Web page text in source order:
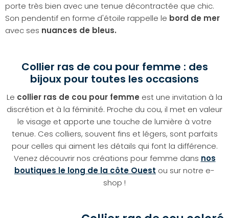
porte très bien avec une tenue décontractée que chic.
Son pendentif en forme d'étoile rappelle le bord de mer
avec ses nuances de bleus.
Collier ras de cou pour femme : des
bijoux pour toutes les occasions
Le collier ras de cou pour femme est une invitation à la
discrétion et à la féminité. Proche du cou, il met en valeur
le visage et apporte une touche de lumière à votre
tenue. Ces colliers, souvent fins et légers, sont parfaits
pour celles qui aiment les détails qui font la différence.
Venez découvrir nos créations pour femme dans nos
boutiques le long de la côte Ouest ou sur notre e-
shop !